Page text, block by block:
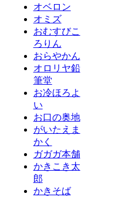
オベロン
オミズ
おむすびこ
ろりん
おらやかん
オロリヤ鉛
筆堂
お冷ほろよ
い
お口の奥地
がいたえま
かく
ガガガ本舗
かきこき太
郎
かきそば